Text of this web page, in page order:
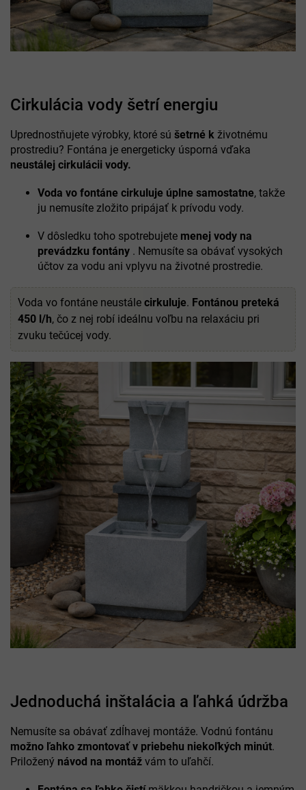
Cirkulácia vody šetrí energiu
Uprednostňujete výrobky, ktoré sú šetrné k životnému
prostrediu? Fontána je energeticky úsporná vďaka
neustálej cirkulácii vody.
Voda vo fontáne cirkuluje úplne samostatne, takže
ju nemusíte zložito pripájať k prívodu vody.
V dôsledku toho spotrebujete menej vody na
prevádzku fontány . Nemusíte sa obávať vysokých
účtov za vodu ani vplyvu na životné prostredie.
Voda vo fontáne neustále cirkuluje. Fontánou preteká
450 l/h, čo z nej robí ideálnu voľbu na relaxáciu pri
zvuku tečúcej vody.
Jednoduchá inštalácia a ľahká údržba
Nemusíte sa obávať zdĺhavej montáže. Vodnú fontánu
možno ľahko zmontovať v priebehu niekoľkých minút.
Priložený návod na montáž vám to uľahčí.